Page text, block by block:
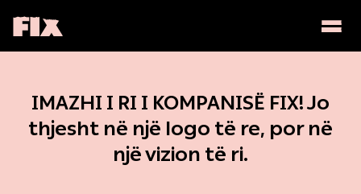
Familja
IMAZHI I RI I KOMPANISË FIX! Jo
thjesht në një logo të re, por në
një vizion të ri.